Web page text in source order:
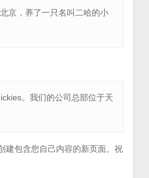
京，养了一只名叫二哈的小
。我们的公司总部位于天
建包含您自己内容的新页面。祝